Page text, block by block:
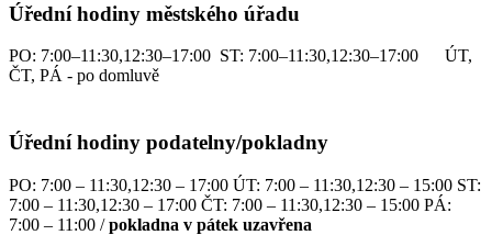
Úřední hodiny městského úřadu
PO: 7:00–11:30,12:30–17:00 ST: 7:00–11:30,12:30–17:00 ÚT,
ČT, PÁ - po domluvě
Úřední hodiny podatelny/pokladny
PO: 7:00 – 11:30,12:30 – 17:00 ÚT: 7:00 – 11:30,12:30 – 15:00 ST:
7:00 – 11:30,12:30 – 17:00 ČT: 7:00 – 11:30,12:30 – 15:00 PÁ:
7:00 – 11:00 /pokladna v pátek uzavřena